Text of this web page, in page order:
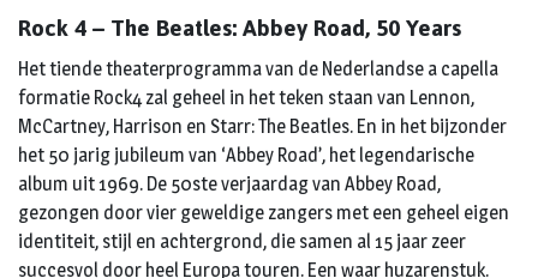
Rock 4 – The Beatles: Abbey Road, 50 Years
Het tiende theaterprogramma van de Nederlandse a capella
formatie Rock4 zal geheel in het teken staan van Lennon,
McCartney, Harrison en Starr: The Beatles. En in het bijzonder
het 50 jarig jubileum van ‘Abbey Road’, het legendarische
album uit 1969. De 50ste verjaardag van Abbey Road,
gezongen door vier geweldige zangers met een geheel eigen
identiteit, stijl en achtergrond, die samen al 15 jaar zeer
succesvol door heel Europa touren. Een waar huzarenstuk.